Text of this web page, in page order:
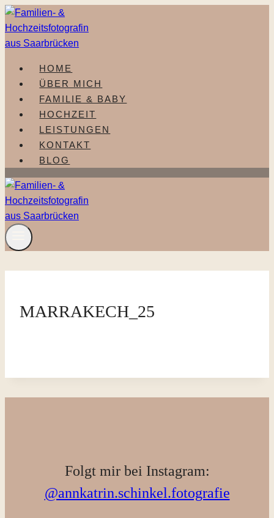
Zum
Inhalt
springen
HOME
ÜBER MICH
FAMILIE & BABY
HOCHZEIT
LEISTUNGEN
KONTAKT
BLOG
MARRAKECH_25
Folgt mir bei Instagram:
@annkatrin.schinkel.fotografie